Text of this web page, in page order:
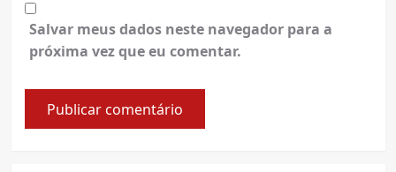
Salvar meus dados neste navegador para a
próxima vez que eu comentar.